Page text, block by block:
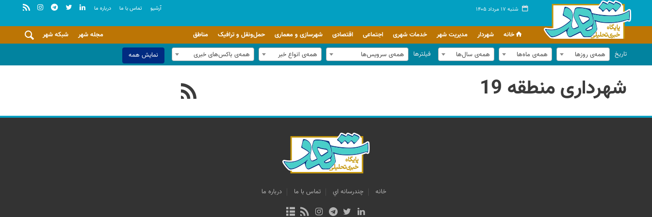
شنبه ۱۷ مرداد ۱۴۰۵ آرشيو تماس با ما درباره ما
خانه شهردار مدیریت شهر خدمات شهری اجتماعی اقتصادی شهرسازی و معماری حمل‌ونقل و ترافیک مناطق شبکه شهر
مجله شهر
تاریخ
همه‌ی روزها همه‌ی ماه‌ها همه‌ی سال‌ها فیلترها همه‌ی سرویس‌ها همه‌ی انواع خبر همه‌ی باکس‌های خبری نمایش همه
شهرداری منطقه 19
خانه چندرسانه اي تماس با ما درباره ما